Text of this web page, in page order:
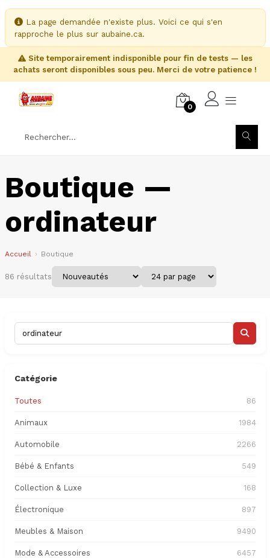
La page demandée n'existe plus. Voici ce qui s'en
rapproche le plus sur aubaine.ca.
Site temporairement indisponible pour fin de tests — les
achats seront disponibles sous peu. Merci de votre patience !
0
Boutique —
ordinateur
Accueil Boutique
86 résultats
Catégorie
Toutes 86
Animaux 1984
Automobile 2266
Bébé & Enfants 549
Collection & Luxe 168
Électronique 897
Meubles & Maison 9490
Mode & Accessoires 6457